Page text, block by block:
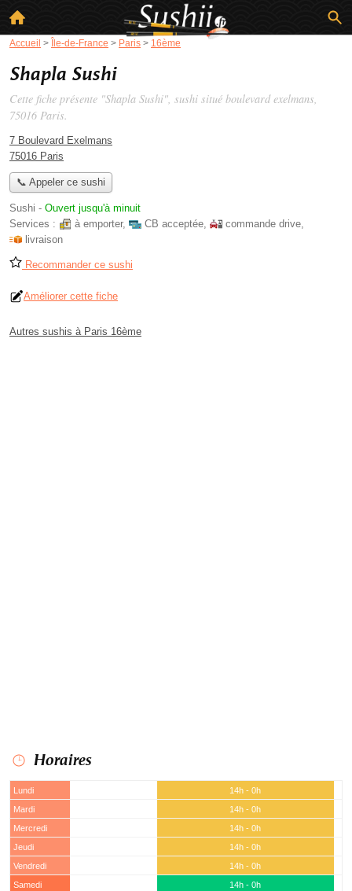
Accueil > Île-de-France > Paris > 16ème
Shapla Sushi
Cette fiche présente "Shapla Sushi", sushi situé boulevard exelmans,
75016 Paris.
7 Boulevard Exelmans
75016 Paris
📞 Appeler ce sushi
Sushi - Ouvert jusqu'à minuit
Services :
à emporter, CB acceptée, commande drive,
livraison
Recommander ce sushi
Améliorer cette fiche
Autres sushis à Paris 16ème
Horaires
Lundi
14h - 0h
Mardi
14h - 0h
Mercredi
14h - 0h
Jeudi
14h - 0h
Vendredi
14h - 0h
Samedi
14h - 0h